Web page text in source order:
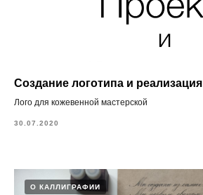
Создание логотипа и реализация
Лого для кожевенной мастерской
30.07.2020
О КАЛЛИГРАФИИ